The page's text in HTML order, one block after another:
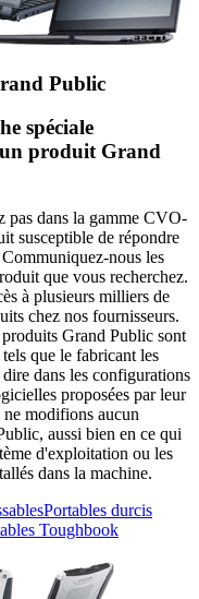
Public
spéciale
produit Grand
pas dans la gamme CVO-
susceptible de répondre
Communiquez-nous les
que vous recherchez.
à plusieurs milliers de
chez nos fournisseurs.
Grand Public sont
que le fabricant les
dire dans les configurations
proposées par leur
modifions aucun
aussi bien en ce qui
d'exploitation ou les
dans la machine.
Portables durcis
Toughbook